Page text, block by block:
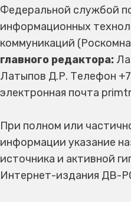
Федеральной службой
информационных
коммуникаций
главного редактора:
Латыпов Д.Р. Телефон
электронная почта
При полном или
информации указание
источника и активной
Интернет-издания ДВ-